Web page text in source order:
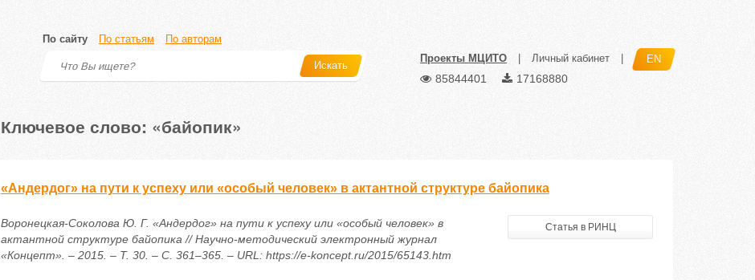
По сайту По статьям По авторам
Искать
Проекты МЦИТО Личный кабинет EN
85844401 17168880
Ключевое слово: «байопик»
«Андердог» на пути к успеху или «особый человек» в актантной структуре байопика
Воронецкая-Соколова Ю. Г. «Андердог» на пути к успеху или «особый человек» в
актантной структуре байопика // Научно-методический электронный журнал
«Концепт». – 2015. – Т. 30. – С. 361–365. – URL: https://e-koncept.ru/2015/65143.htm
Статья в РИНЦ